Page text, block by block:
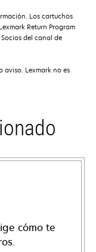
Los cartuchos
Return Program
del canal de
aviso. Lexmark no es
cómo te